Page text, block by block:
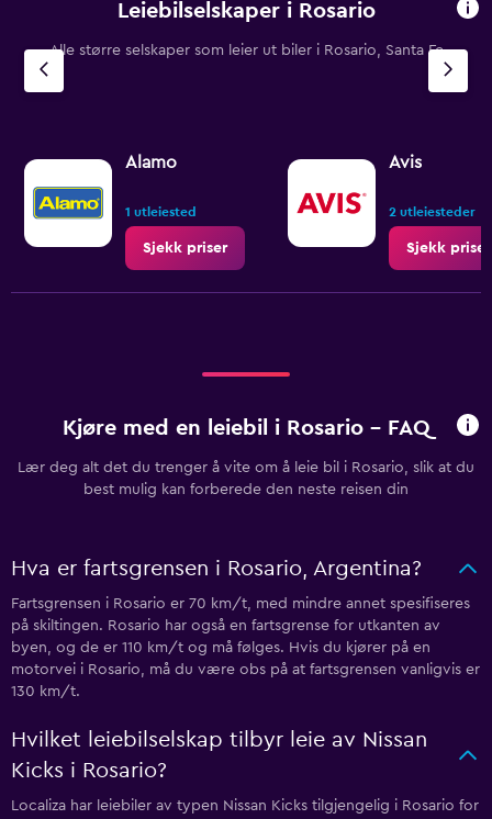
Leiebilselskaper i Rosario
Alle større selskaper som leier ut biler i Rosario, Santa Fe
Alamo
1 utleiested
Sjekk priser
Avis
2 utleiesteder
Sjekk priser
Kjøre med en leiebil i Rosario - FAQ
Lær deg alt det du trenger å vite om å leie bil i Rosario, slik at du
best mulig kan forberede den neste reisen din
Hva er fartsgrensen i Rosario, Argentina?
Fartsgrensen i Rosario er 70 km/t, med mindre annet spesifiseres
på skiltingen. Rosario har også en fartsgrense for utkanten av
byen, og de er 110 km/t og må følges. Hvis du kjører på en
motorvei i Rosario, må du være obs på at fartsgrensen vanligvis er
130 km/t.
Hvilket leiebilselskap tilbyr leie av Nissan
Kicks i Rosario?
Localiza har leiebiler av typen Nissan Kicks tilgjengelig i Rosario for